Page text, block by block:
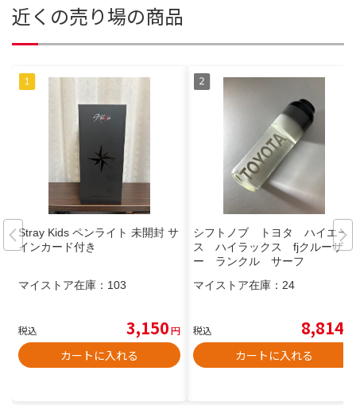
近くの売り場の商品
Stray Kids ペンライト 未開封 サ
インカード付き
マイストア在庫： 103
税込 3,150円
カートに入れる
シフトノブ トヨタ ハイエー
ス ハイラックス fjクルーザ
ー ランクル サーフ
マイストア在庫： 24
税込 8,814
カートに入れる